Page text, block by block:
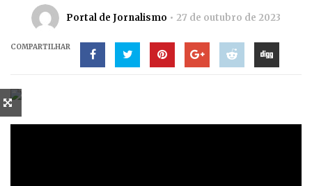
Portal de Jornalismo 27 de outubro de 2023
COMPARTILHAR